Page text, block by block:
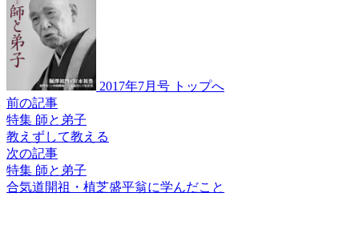
2017年7月号 トップへ
前の記事
特集 師と弟子
教えずして教える
次の記事
特集 師と弟子
合気道開祖・植芝盛平翁に学んだこと